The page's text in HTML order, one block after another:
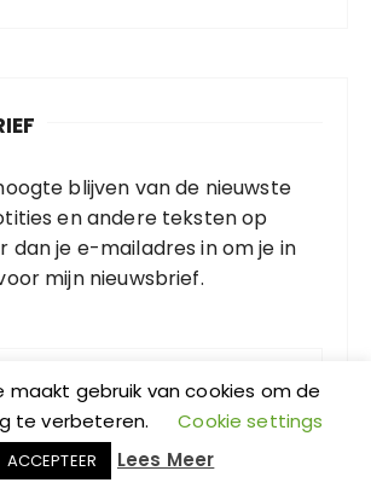
blijven van de nieuwste
en andere teksten op
dan je e-mailadres in om je in
mijn nieuwsbrief.
maakt gebruik van cookies om de
te verbeteren.
Cookie settings
ACCEPTEER Lees Meer